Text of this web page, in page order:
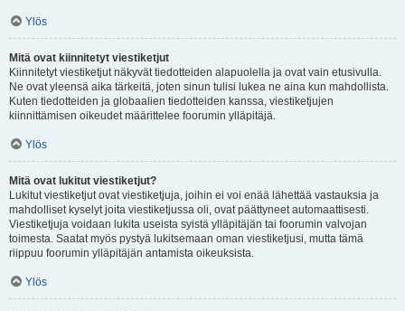
Ylös
Mitä ovat kiinnitetyt viestiketjut
Kiinnitetyt viestiketjut näkyvät tiedotteiden alapuolella ja ovat vain etusivulla.
Ne ovat yleensä aika tärkeitä, joten sinun tulisi lukea ne aina kun mahdollista.
Kuten tiedotteiden ja globaalien tiedotteiden kanssa, viestiketjujen
kiinnittämisen oikeudet määrittelee foorumin ylläpitäjä.
Ylös
Mitä ovat lukitut viestiketjut?
Lukitut viestiketjut ovat viestiketjuja, joihin ei voi enää lähettää vastauksia ja
mahdolliset kyselyt joita viestiketjussa oli, ovat päättyneet automaattisesti.
Viestiketjuja voidaan lukita useista syistä ylläpitäjän tai foorumin valvojan
toimesta. Saatat myös pystyä lukitsemaan oman viestiketjusi, mutta tämä
riippuu foorumin ylläpitäjän antamista oikeuksista.
Ylös